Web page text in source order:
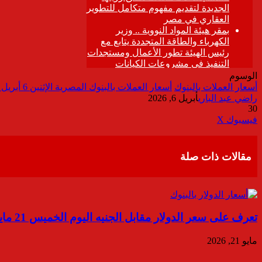
الوسوم
أسعار العملات بالبنوك أسعار العملات بالبنوك المصرية الإثنين 6 أبريل 2026
راضي عبد الباريأبريل 6, 2026
30
فيسبوك ‫X
مقالات ذات صلة
تعرف على سعر الدولار مقابل الجنيه اليوم الخميس 21 مايو 2026
مايو 21, 2026